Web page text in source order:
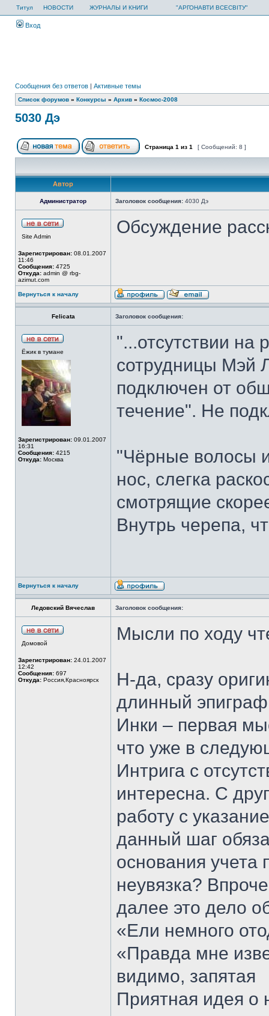
Титул НОВОСТИ ЖУРНАЛЫ И КНИГИ "АРГОНАВТИ ВСЕСВІТУ"
Вход
Сообщения без ответов | Активные темы
Список форумов » Конкурсы » Архив » Космос-2008
5030 Дэ
Страница 1 из 1 [ Сообщений: 8 ]
Автор
Администратор Заголовок сообщения: 4030 Дэ
Site Admin
Зарегистрирован: 08.01.2007
11:46
Сообщения: 4725
Откуда: admin @ rbg-
azimut.com
Обсуждение
Вернуться к началу
Felicata Заголовок сообщения:
Ёжик в тумане
Зарегистрирован: 09.01.2007
16:31
Сообщения: 4215
Откуда: Москва
"...отсутствии на
сотрудницы Мэй
подключен от
течение". Не
"Чёрные волосы
нос, слегка
смотрящие
Внутрь черепа,
Вернуться к началу
Ледовский Вячеслав Заголовок сообщения:
Домовой
Зарегистрирован: 24.01.2007
12:42
Сообщения: 697
Откуда: Россия,Красноярск
Мысли по ходу
Н-да, сразу
длинный
Инки – первая
что уже в
Интрига с
интересна. С
работу с
данный шаг
основания учета
неувязка?
далее это дело
«Ели немного
«Правда мне
видимо, запятая
Приятная идея о